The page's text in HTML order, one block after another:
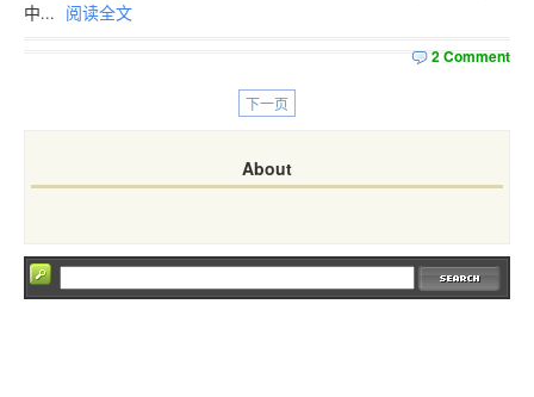
中... 阅读全文
2 Comment
下一页
About